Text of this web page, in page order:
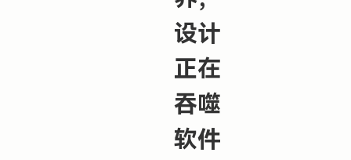
设计
正在
吞噬
软件